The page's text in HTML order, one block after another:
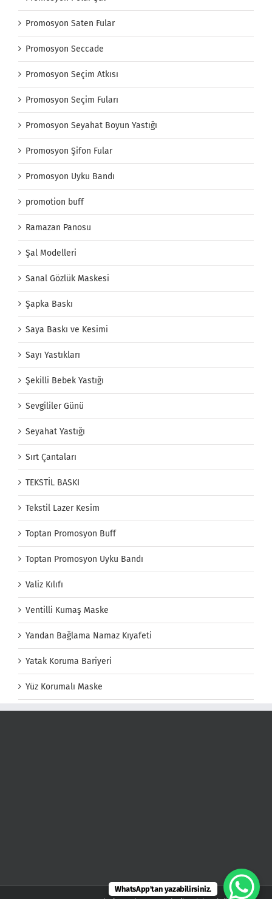
Promosyon Saten Fular
Promosyon Seccade
Promosyon Seçim Atkısı
Promosyon Seçim Fuları
Promosyon Seyahat Boyun Yastığı
Promosyon Şifon Fular
Promosyon Uyku Bandı
promotion buff
Ramazan Panosu
Şal Modelleri
Sanal Gözlük Maskesi
Şapka Baskı
Saya Baskı ve Kesimi
Sayı Yastıkları
Şekilli Bebek Yastığı
Sevgililer Günü
Seyahat Yastığı
Sırt Çantaları
TEKSTİL BASKI
Tekstil Lazer Kesim
Toptan Promosyon Buff
Toptan Promosyon Uyku Bandı
Valiz Kılıfı
Ventilli Kumaş Maske
Yandan Bağlama Namaz Kıyafeti
Yatak Koruma Bariyeri
Yüz Korumalı Maske
WhatsApp'tan yazabilirsiniz.